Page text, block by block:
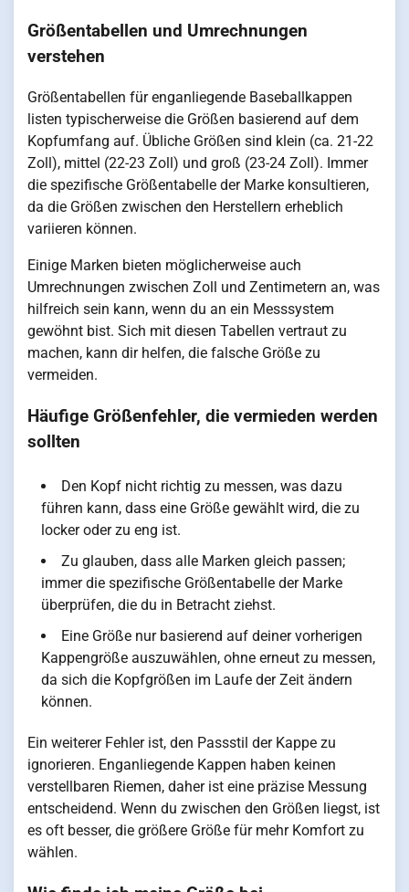
Größentabellen und Umrechnungen
verstehen
Größentabellen für enganliegende Baseballkappen
listen typischerweise die Größen basierend auf dem
Kopfumfang auf. Übliche Größen sind klein (ca. 21-22
Zoll), mittel (22-23 Zoll) und groß (23-24 Zoll). Immer
die spezifische Größentabelle der Marke konsultieren,
da die Größen zwischen den Herstellern erheblich
variieren können.
Einige Marken bieten möglicherweise auch
Umrechnungen zwischen Zoll und Zentimetern an, was
hilfreich sein kann, wenn du an ein Messsystem
gewöhnt bist. Sich mit diesen Tabellen vertraut zu
machen, kann dir helfen, die falsche Größe zu
vermeiden.
Häufige Größenfehler, die vermieden werden
sollten
Den Kopf nicht richtig zu messen, was dazu
führen kann, dass eine Größe gewählt wird, die zu
locker oder zu eng ist.
Zu glauben, dass alle Marken gleich passen;
immer die spezifische Größentabelle der Marke
überprüfen, die du in Betracht ziehst.
Eine Größe nur basierend auf deiner vorherigen
Kappengröße auszuwählen, ohne erneut zu messen,
da sich die Kopfgrößen im Laufe der Zeit ändern
können.
Ein weiterer Fehler ist, den Passstil der Kappe zu
ignorieren. Enganliegende Kappen haben keinen
verstellbaren Riemen, daher ist eine präzise Messung
entscheidend. Wenn du zwischen den Größen liegst, ist
es oft besser, die größere Größe für mehr Komfort zu
wählen.